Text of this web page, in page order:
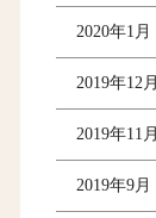
2020年1月
2019年12月
2019年11月
2019年9月